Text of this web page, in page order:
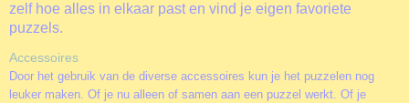
zelf hoe alles in elkaar past en vind je eigen favoriete
puzzels.
Accessoires
Door het gebruik van de diverse accessoires kun je het puzzelen nog
leuker maken. Of je nu alleen of samen aan een puzzel werkt. Of je